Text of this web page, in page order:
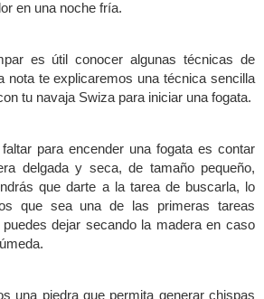
en una noche fría.
es útil conocer algunas técnicas de
nota te explicaremos una técnica sencilla
tu navaja Swiza para iniciar una fogata.
para encender una fogata es contar
delgada y seca, de tamaño pequeño,
que darte a la tarea de buscarla, lo
que sea una de las primeras tareas
dejar secando la madera en caso
una piedra que permita generar chispas